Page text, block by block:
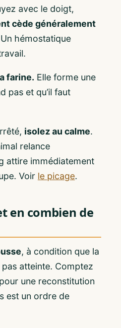
avec le doigt,
cède généralement
Un hémostatique
farine. Elle forme une
pas et qu’il faut
isolez au calme.
relance
attire immédiatement
Voir le picage.
en combien de
, à condition que la
atteinte. Comptez
pour une reconstitution
est un ordre de